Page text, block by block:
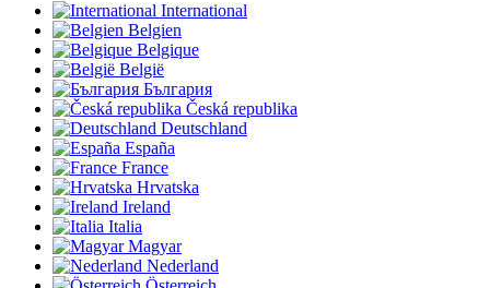
International
Belgien
Belgique
België
България
Česká republika
Deutschland
España
France
Hrvatska
Ireland
Italia
Magyar
Nederland